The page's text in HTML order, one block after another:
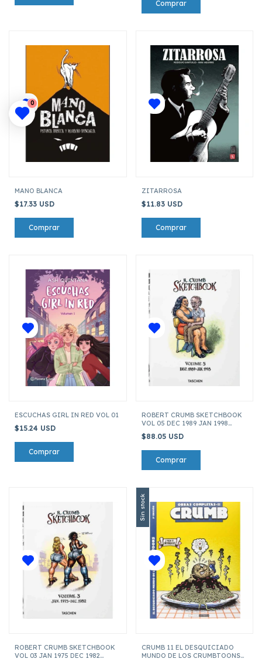
MANO BLANCA
$17.33 USD
ZITARROSA
$11.83 USD
ESCUCHAS GIRL IN RED VOL 01
$15.24 USD
ROBERT CRUMB SKETCHBOOK
VOL 05 DEC 1989 JAN 1998
$88.05 USD
ROBERT CRUMB SKETCHBOOK
VOL 03 JAN 1975 DEC 1982
Sin stock
CRUMB 11 EL DESQUICIADO
MUNDO DE LOS CRUMBTOONS
0